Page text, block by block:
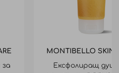
MONTIBELLO SKIN
Ексфолиращ душ